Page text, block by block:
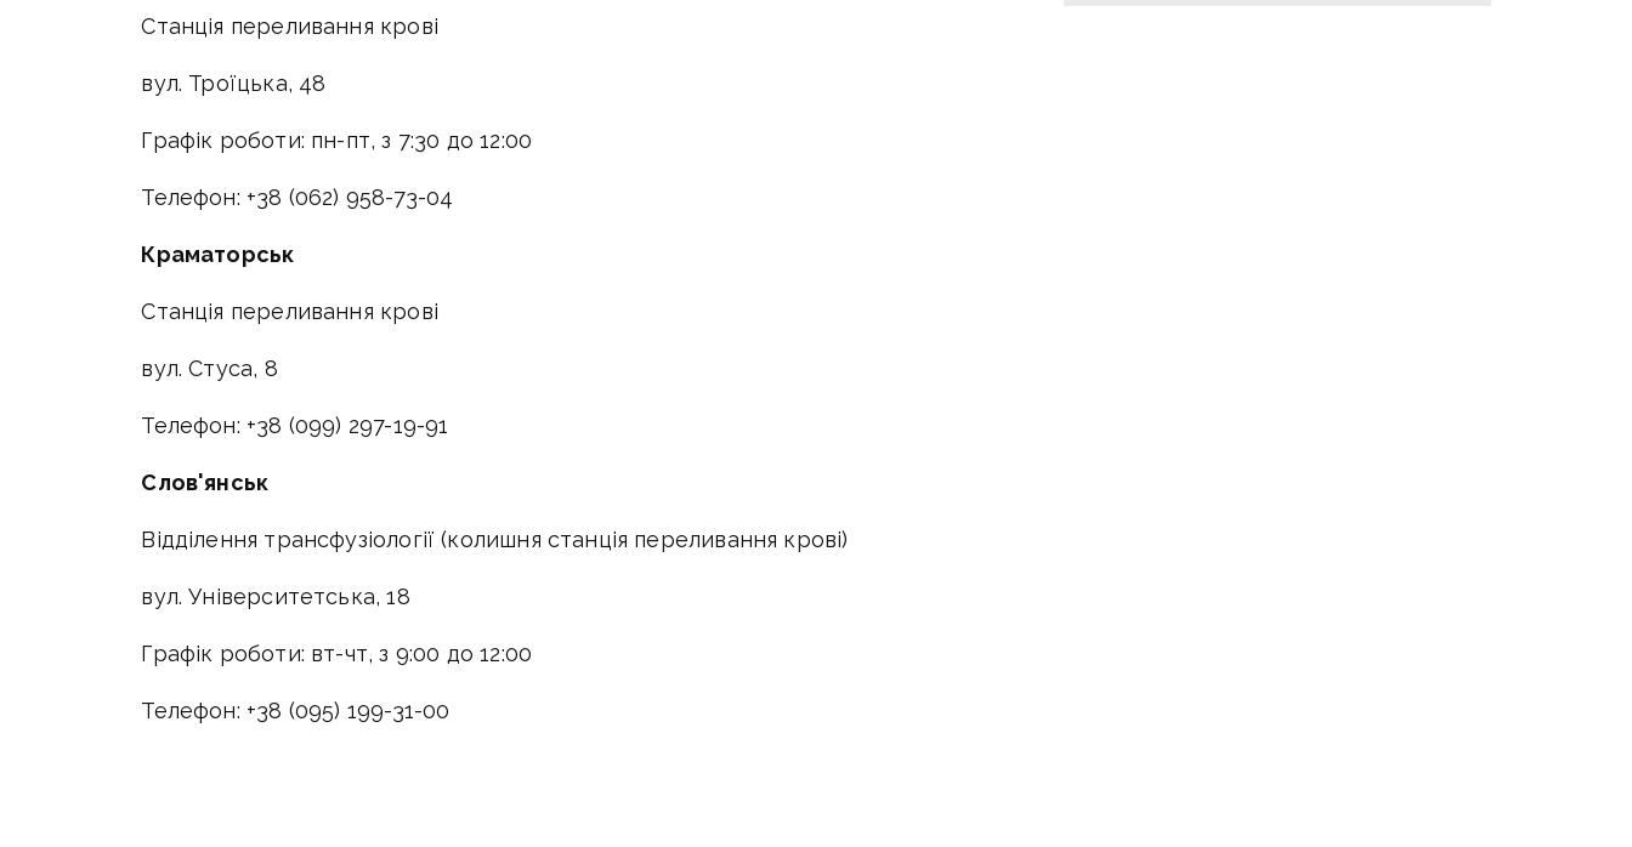
Станція переливання крові
вул. Троїцька, 48
Графік роботи: пн-пт, з 7:30 до 12:00
Телефон: +38 (062) 958-73-04
Краматорськ
Станція переливання крові
вул. Стуса, 8
Телефон: +38 (099) 297-19-91
Слов'янськ
Відділення трансфузіології (колишня станція переливання крові)
вул. Університетська, 18
Графік роботи: вт-чт, з 9:00 до 12:00
Телефон: +38 (095) 199-31-00